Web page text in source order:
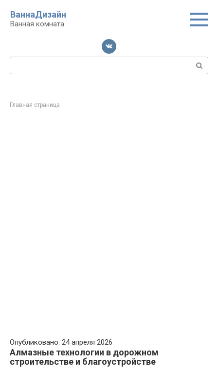
контенту
ВаннаДизайн
Ванная комната
Поиск:
Главная страница
Опубликовано: 24 апреля 2026
Алмазные технологии в дорожном
строительстве и благоустройстве